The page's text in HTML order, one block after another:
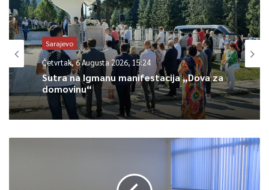
retroaktivno od januara, a formula za izračun je da 50 posto
iznosa dva navedena parametra u zbiru daju iznos usklađivanja.
Ukoliko bude odstupanja u zbiru ova dva iznosa prilikom objave
zvaničnih podataka u aprilu mjesecu, razlika u penzijama od
januara do aprila, nastala po ovom osnovu, isplatiti će se
penzionerima u aprilu mjesecu – najavio je ministar Delić.
Sarajevo
Četvrtak, 6 Augusta 2026, 15:24
Sutra na Igmanu manifestacija „Dova za
domovinu“